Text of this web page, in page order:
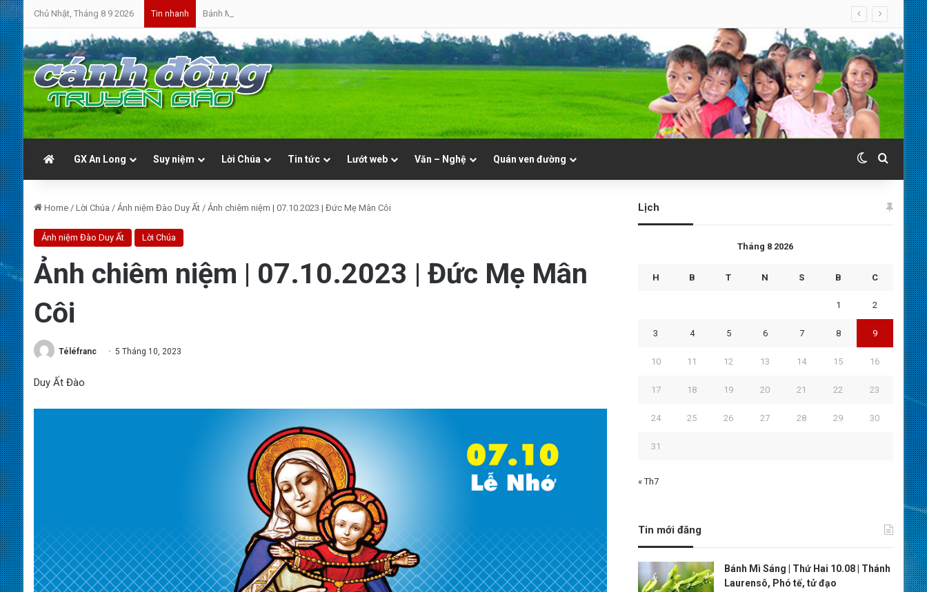
Chủ Nhật, Tháng 8 9 2026 Tin nhanh Bánh Mì Sáng | Chúa Nhật 09.08 | Chúa Nhật XIX Thường Niên
GX An Long Suy niệm Lời Chúa Tin tức Lướt web Văn – Nghệ Quán ven đường Switch skin
Search
Home / Lời Chúa / Ảnh niệm Đào Duy Ất / Ảnh chiêm niệm | 07.10.2023 | Đức Mẹ Mân Côi
Ảnh niệm Đào Duy Ất Lời Chúa
Ảnh chiêm niệm | 07.10.2023 | Đức Mẹ Mân
Côi
Téléfranc 5 Tháng 10, 2023
Duy Ất Đào
Lịch
Tháng 8 2026
H B T N S B C
1 2
3 4 5 6 7 8 9
10 11 12 13 14 15 16
17 18 19 20 21 22 23
24 25 26 27 28 29 30
31
« Th7
Tin mới đăng
Bánh Mì Sáng | Thứ Hai 10.08 | Thánh
Laurensô, Phó tế, tử đạo